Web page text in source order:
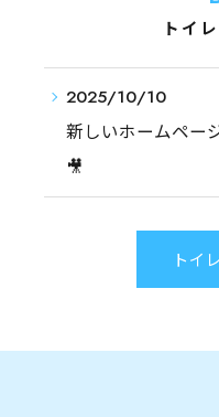
トイ
2025/10/10
新しいホームペー
🎥
トイ